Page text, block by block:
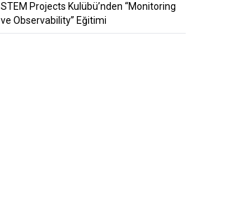
STEM Projects Kulübü’nden “Monitoring
ve Observability” Eğitimi